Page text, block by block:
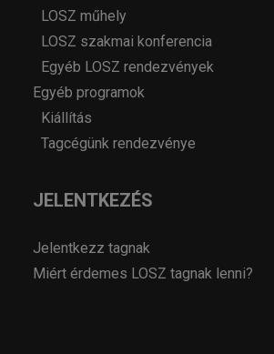
LOSZ műhely
LOSZ szakmai konferencia
Egyéb LOSZ rendezvények
Egyéb programok
Kiállítás
Tagcégünk rendezvénye
JELENTKEZÉS
Jelentkezz tagnak
Miért érdemes LOSZ tagnak lenni?